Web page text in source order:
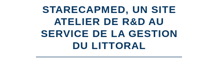
STARECAPMED, UN SITE
ATELIER DE R&D AU
SERVICE DE LA GESTION
DU LITTORAL